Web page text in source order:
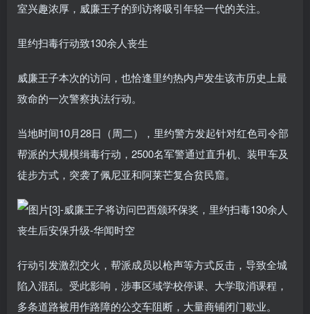
室兴趣浓厚，威廉王子的到访将吸引年轻一代的关注。
里约扫毒行动致130余人丧生
威廉王子本次的访问，也恰逢里约热内卢发生该市历史上最
致命的一次警察执法行动。
当地时间10月28日（周二），里约警方发起针对红色司令部
帮派的大规模缉毒行动，2500名军警通过直升机、装甲车及
徒步方式，突袭了佩尼亚和阿莱芒复合贫民窟。
行动引发激烈交火，帮派成员以枪声等方式反击，导致全城
陷入混乱。受此影响，涉事区域学校停课、大学取消课程，
多条道路被用作路障的公交车阻断，大量商铺闭门歇业。